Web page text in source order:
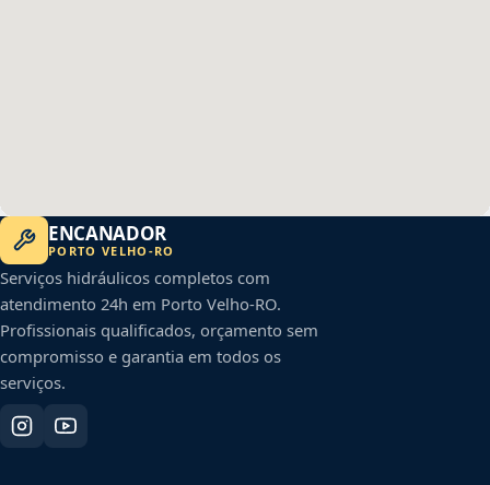
ENCANADOR
PORTO VELHO -RO
Serviços hidráulicos completos com
atendimento 24h em Porto Velho-RO.
Profissionais qualificados, orçamento sem
compromisso e garantia em todos os
serviços.